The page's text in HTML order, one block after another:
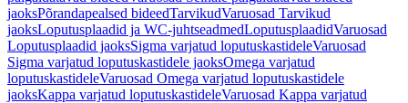
jaoksPõrandapealsed bideedTarvikudVaruosad Tarvikud
jaoksLoputusplaadid ja WC-juhtseadmedLoputusplaadidVaruosad
Loputusplaadid jaoksSigma varjatud loputuskastideleVaruosad
Sigma varjatud loputuskastidele jaoksOmega varjatud
loputuskastideleVaruosad Omega varjatud loputuskastidele
jaoksKappa varjatud loputuskastideleVaruosad Kappa varjatud